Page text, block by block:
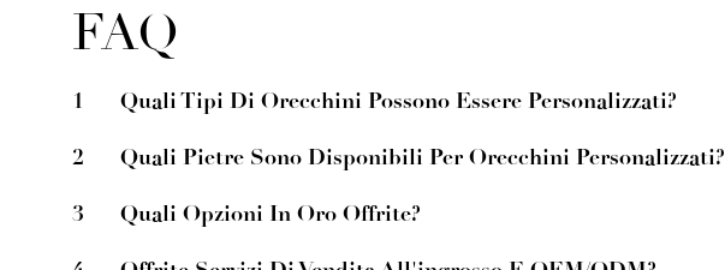
FAQ
1 Quali Tipi Di Orecchini Possono Essere Personalizzati?
2 Quali Pietre Sono Disponibili Per Orecchini Personalizzati?
3 Quali Opzioni In Oro Offrite?